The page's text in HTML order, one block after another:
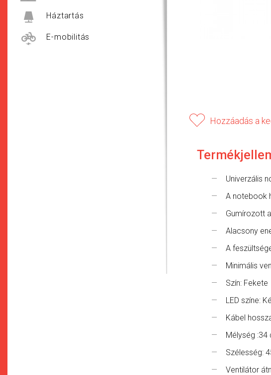
Háztartás
E-mobilitás
Hozzáadás a
Univerzális
A notebook
Gumírozott
Alacsony
A
Minimális
Szín: Fekete
LED színe:
Kábel
Mélység :34
Szélesség:
Ventilátor